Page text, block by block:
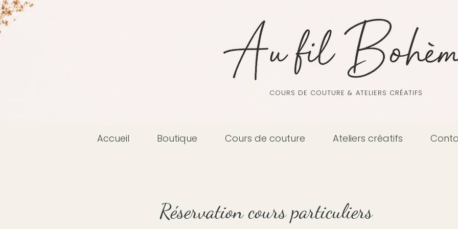
COURS DE COUTURE & ATELIERS CRÉATIFS
Accueil Boutique Cours de couture Ateliers créatifs
Réservation cours particuliers